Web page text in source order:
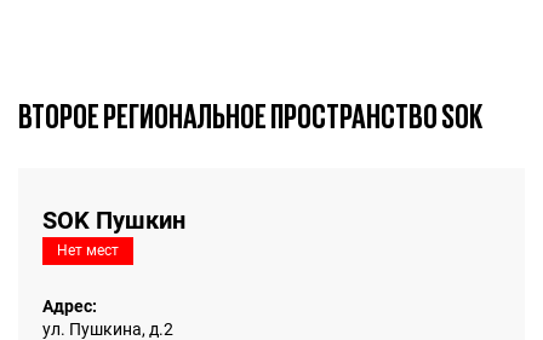
ВТОРОЕ РЕГИОНАЛЬНОЕ ПРОСТРАНСТВО SOK
SOK Пушкин
Нет мест
Адрес:
ул. Пушкина, д.2